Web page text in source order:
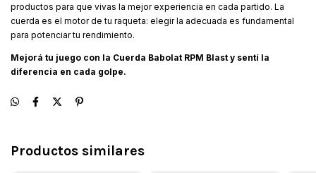
productos para que vivas la mejor experiencia en cada partido. La
cuerda es el motor de tu raqueta: elegir la adecuada es fundamental
para potenciar tu rendimiento.
Mejorá tu juego con la Cuerda Babolat RPM Blast y sentí la
diferencia en cada golpe.
Productos similares